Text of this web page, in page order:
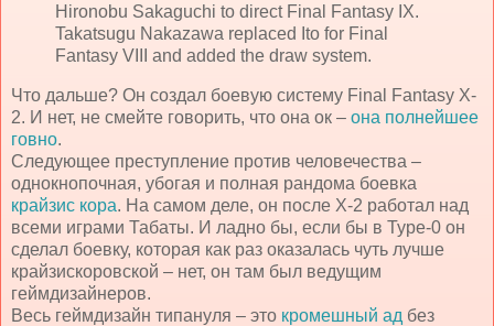
Hironobu Sakaguchi to direct Final Fantasy IX.
Takatsugu Nakazawa replaced Ito for Final
Fantasy VIII and added the draw system.
Что дальше? Он создал боевую систему Final Fantasy X-
2. И нет, не смейте говорить, что она ок – она полнейшее
говно.
Следующее преступление против человечества –
однокнопочная, убогая и полная рандома боевка
крайзис кора. На самом деле, он после Х-2 работал над
всеми играми Табаты. И ладно бы, если бы в Type-0 он
сделал боевку, которая как раз оказалась чуть лучше
крайзискоровской – нет, он там был ведущим
геймдизайнеров.
Весь геймдизайн типануля – это кромешный ад без